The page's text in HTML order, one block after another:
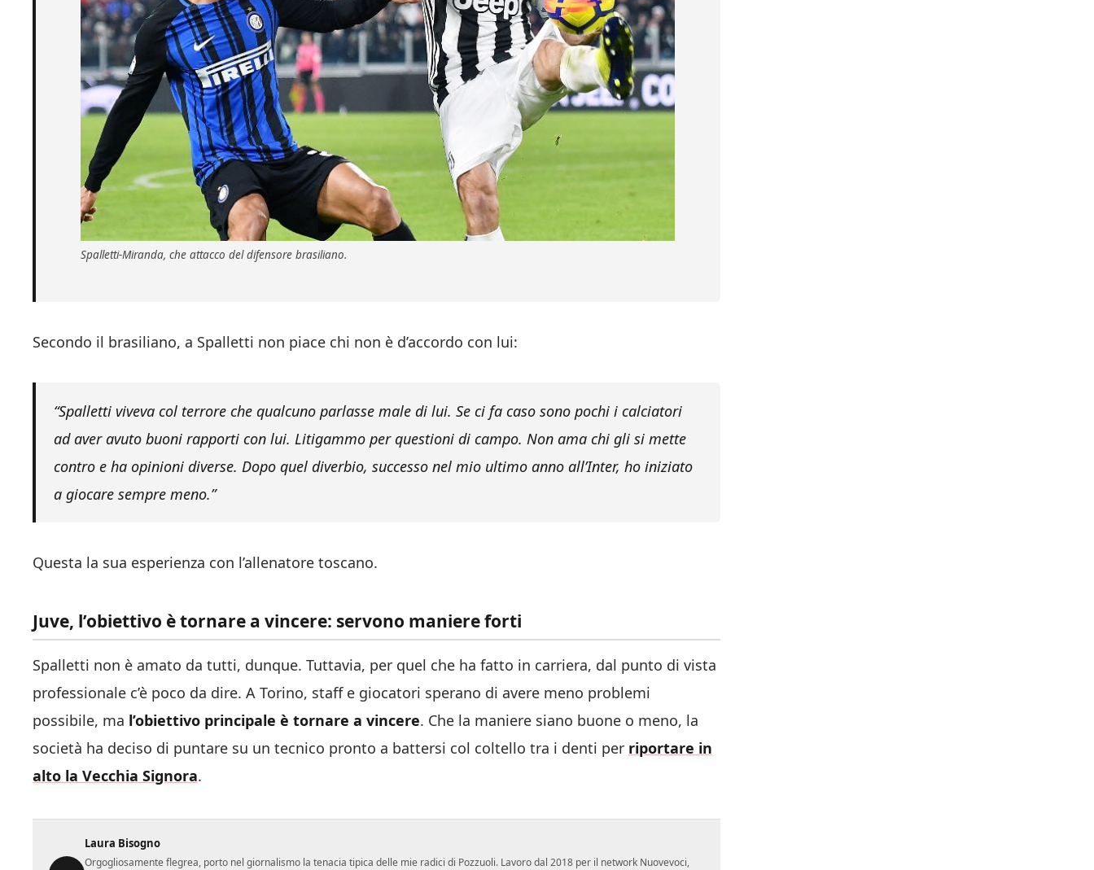
Spalletti-Miranda, che attacco del difensore brasiliano.
Secondo il brasiliano, a Spalletti non piace chi non è d’accordo con lui:
“Spalletti viveva col terrore che qualcuno parlasse male di lui. Se ci fa caso sono pochi i calciatori
ad aver avuto buoni rapporti con lui. Litigammo per questioni di campo. Non ama chi gli si mette
contro e ha opinioni diverse. Dopo quel diverbio, successo nel mio ultimo anno all’Inter, ho iniziato
a giocare sempre meno.”
Questa la sua esperienza con l’allenatore toscano.
Juve, l’obiettivo è tornare a vincere: servono maniere forti
Spalletti non è amato da tutti, dunque. Tuttavia, per quel che ha fatto in carriera, dal punto di vista
professionale c’è poco da dire. A Torino, staff e giocatori sperano di avere meno problemi
possibile, ma l’obiettivo principale è tornare a vincere. Che la maniere siano buone o meno, la
società ha deciso di puntare su un tecnico pronto a battersi col coltello tra i denti per riportare in
alto la Vecchia Signora.
Laura Bisogno
Orgogliosamente flegrea, porto nel giornalismo la tenacia tipica delle mie radici di Pozzuoli. Lavoro dal 2018 per il network Nuovevoci,